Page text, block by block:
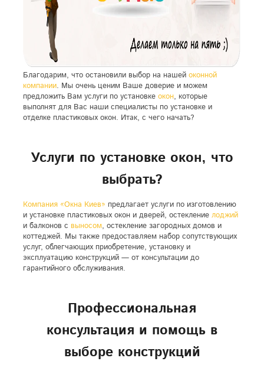
Благодарим, что остановили выбор на нашей оконной
компании. Мы очень ценим Ваше доверие и можем
предложить Вам услуги по установке окон, которые
выполнят для Вас наши специалисты по установке и
отделке пластиковых окон. Итак, с чего начать?
Услуги по установке окон, что
выбрать?
Компания «Окна Киев» предлагает услуги по изготовлению
и установке пластиковых окон и дверей, остекление лоджий
и балконов с выносом, остекление загородных домов и
коттеджей. Мы также предоставляем набор сопутствующих
услуг, облегчающих приобретение, установку и
эксплуатацию конструкций — от консультации до
гарантийного обслуживания.
Профессиональная
консультация и помощь в
выборе конструкций